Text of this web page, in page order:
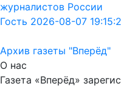
журналистов России
Гость 2026-08-07
Архив газеты "Вперёд"
О нас
Газета «Вперёд»